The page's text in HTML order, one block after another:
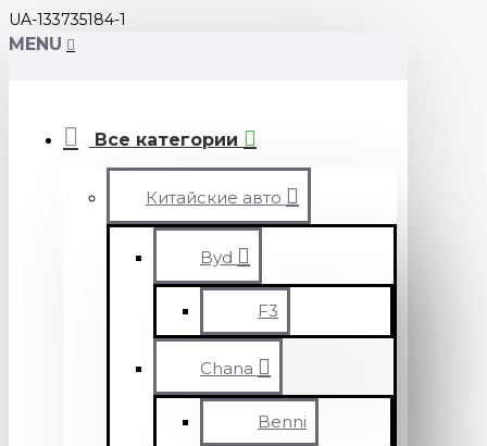
UA-133735184-1
MENU
Все категории
Китайские авто
Byd
F3
Chana
Benni